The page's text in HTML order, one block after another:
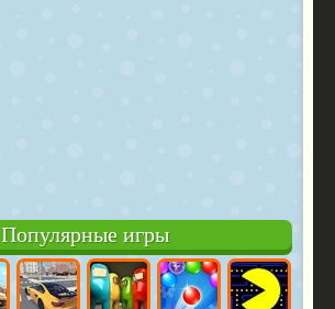
Популярные игры